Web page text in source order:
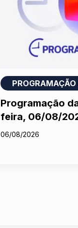
Programação
feira, 06/08/
06/08/2026